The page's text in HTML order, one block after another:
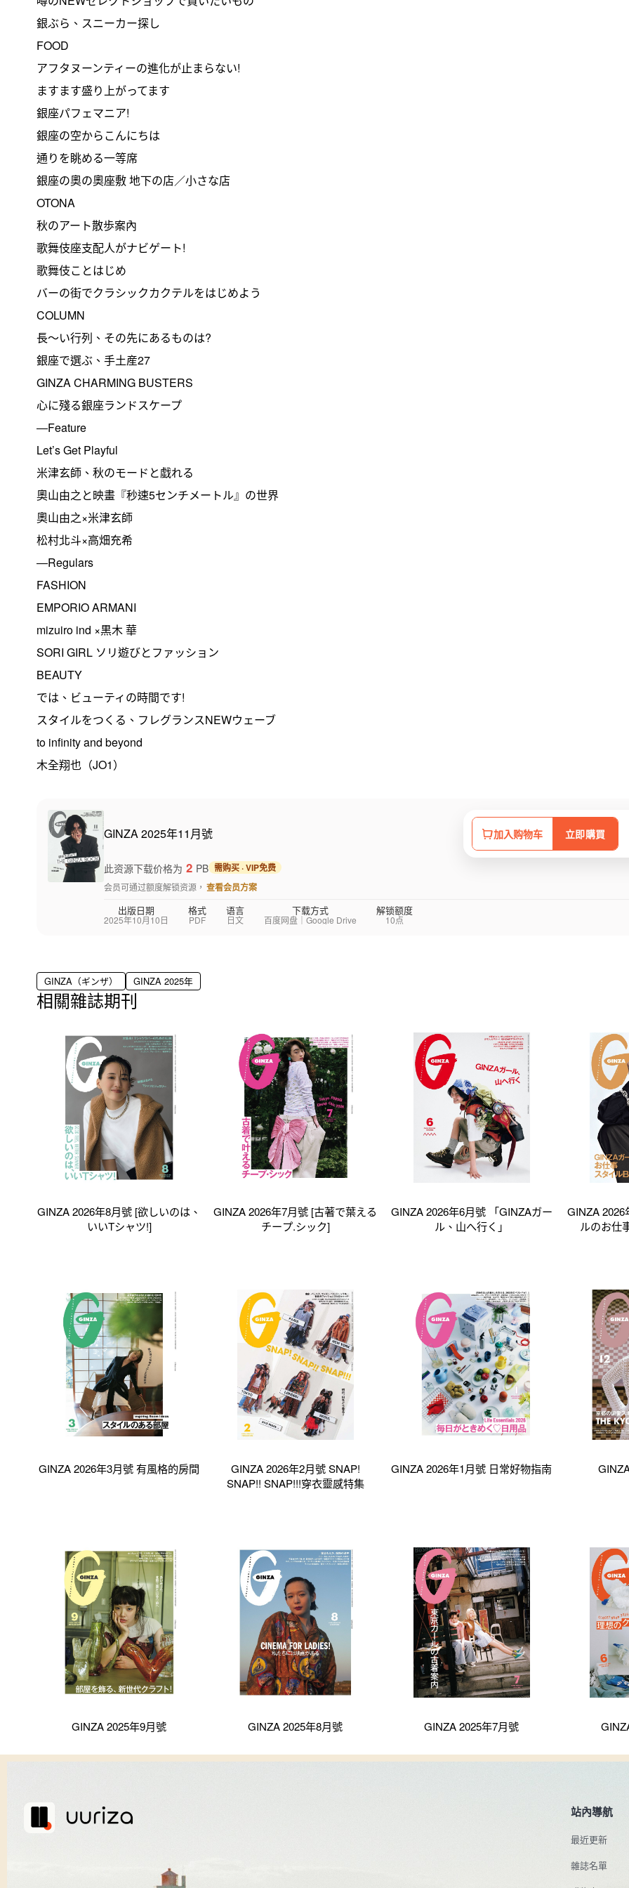
銀ぶら、スニーカー探し
FOOD
アフタヌーンティーの進化が止まらない!
ますます盛り上がってます
銀座パフェマニア!
銀座の空からこんにちは
通りを眺める一等席
銀座の奧の奧座敷 地下の店／小さな店
OTONA
秋のアート散歩案內
歌舞伎座支配人がナビゲート!
歌舞伎ことはじめ
バーの街でクラシックカクテルをはじめよう
COLUMN
長～い行列、その先にあるものは?
銀座で選ぶ、手土産27
GINZA CHARMING BUSTERS
心に殘る銀座ランドスケープ
―Feature
Let’s Get Playful
米津玄師、秋のモードと戱れる
奧山由之と映畫『秒速5センチメートル』の世界
奧山由之×米津玄師
松村北斗×高畑充希
―Regulars
FASHION
EMPORIO ARMANI
mizuiro ind ×黒木 華
SORI GIRL ソリ遊びとファッション
BEAUTY
では、ビューティの時間です!
スタイルをつくる、フレグランスNEWウェーブ
to infinity and beyond
木全翔也（JO1）
GINZA 2025年11月號 加入购物车 立即購買
此资源下载价格为 2 PB 需购买 · VIP免费
会员可通过额度解锁资源， 查看会员方案
出版日期
2025年10月10日
格式
PDF
语言
日文
下载方式
百度网盘｜Google Drive
解锁额度
10点
GINZA（ギンザ） GINZA 2025年
相關雜誌期刊
GINZA 2026年8月號 [欲しいのは、
いいTシャツ!]
GINZA 2026年7月號 [古著で葉える
チープ.シック]
GINZA 2026年6月號 「GINZAガー
ル、山へ行く」
GINZA
ルのお仕
GINZA 2026年3月號 有風格的房間
GINZA 2026年2月號 SNAP!
SNAP!! SNAP!!!穿衣靈感特集
GINZA 2026年1月號 日常好物指南
GINZA 2025年9月號 GINZA 2025年8月號 GINZA 2025年7月號
站內導航
最近更新
雜誌名單